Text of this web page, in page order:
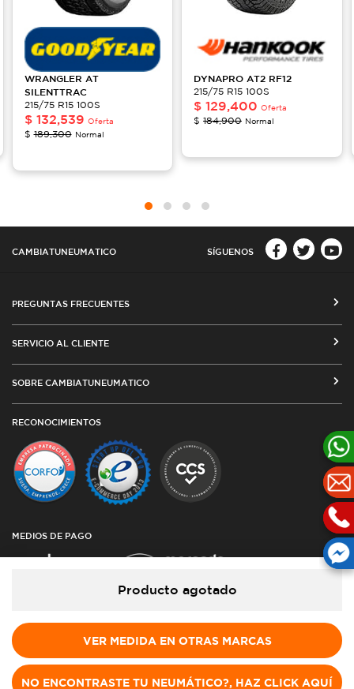
Producto agotado
VER MEDIDA EN OTRAS MARCAS
NO ENCONTRASTE TU NEUMÁTICO?, HAZ CLICK AQUÍ
WRANGLER AT
SILENTTRAC
215/75 R15 100S
$ 132,539 Oferta
$189,300 Normal
DYNAPRO AT2 RF12
215/75 R15 100S
$ 129,400 Oferta
$ 184,900 Normal
CAMBIATUNEUMATICO SÍGUENOS
PREGUNTAS FRECUENTES
MEDIOS DE PAGO
RED DE TALLERES ASOCIADOS
PLAZOS DE ENTREGA
CUBIERTAS DESDE ARGENTINA
GARANTÍAS
SERVICIO AL CLIENTE
CAMBIO DE DIRECCIÓN
POLÍTICA DE PRIVACIDAD Y COOKIES
OFERTAS DE NEUMÁTICOS
SOBRE CAMBIATUNEUMATICO
TESTIMONIOS
CATÁLOGO
TODAS LAS MEDIDAS
RECONOCIMIENTOS
MEDIOS DE PAGO
INFORMACIÓN LEGAL
EMPRESA